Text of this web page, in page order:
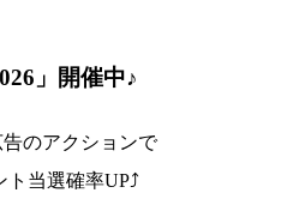
」開催中♪
のアクションで
当選確率UP⤴